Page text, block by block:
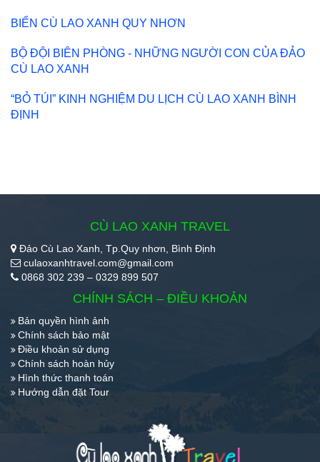
BIỂN CÙ LAO XANH QUY NHƠN
BỘ ĐỘI BIÊN PHÒNG - NHỮNG NGƯỜI CON CỦA ĐẢO
CÙ LAO XANH
“BỎ TÚI” KINH NGHIỆM DU LỊCH CÙ LAO XANH BÌNH
ĐỊNH
CÙ LAO XANH TRAVEL
Đảo Cù Lao Xanh, Tp.Quy nhơn, Bình Định
culaoxanhtravel.com@gmail.com
0868 302 239 – 0329 899 507
CHÍNH SÁCH – ĐIỀU KHOẢN
Bản quyền hình ảnh
Chính sách bảo mật
Điều khoản sử dụng
Chính sách hoàn hủy
Hình thức thanh toán
Hướng dẫn đặt Tour